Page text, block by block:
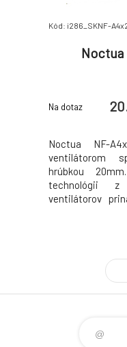
Kód: i286_SKNF-
Noctua
Na dotaz
Noctua NF-
ventilátorom
hrúbkou
technológii z
ventilátorov
vzduchu pri